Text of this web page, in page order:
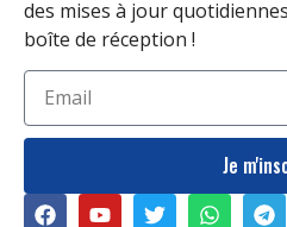
des mises à jour
boîte de réception !
Je